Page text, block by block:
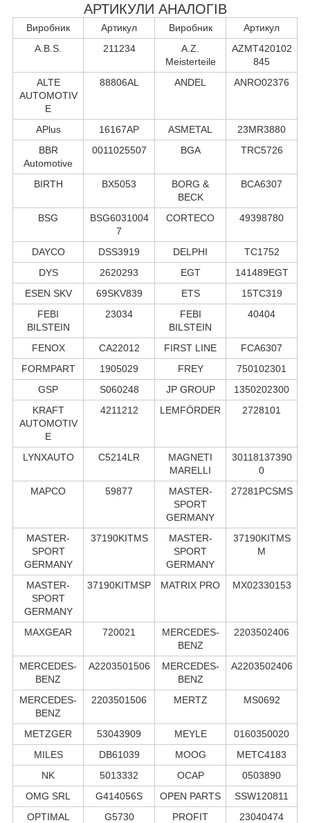
АРТИКУЛИ АНАЛОГІВ
Виробник Артикул Виробник
Артикул
A.B.S.
211234
A.Z.
Meisterteile
AZMT420102
845
ALTE
AUTOMOTIV
E
88806AL ANDEL ANRO02376
APlus 16167AP ASMETAL
23MR3880
BBR
Automotive
0011025507 BGA TRC5726
BIRTH BX5053
BORG &
BECK
BCA6307
BSG
BSG6031004
7
CORTECO 49398780
DAYCO DSS3919 DELPHI
TC1752
DYS
2620293 EGT
141489EGT
ESEN SKV
69SKV839 ETS
15TC319
FEBI
BILSTEIN
23034
FEBI
BILSTEIN
40404
FENOX CA22012 FIRST LINE
FCA6307
FORMPART
1905029 FREY
750102301
GSP
S060248 JP GROUP
1350202300
KRAFT
AUTOMOTIV
E
4211212 LEMFÖRDER 2728101
LYNXAUTO C5214LR
MAGNETI
MARELLI
30118137390
0
MAPCO
59877
MASTER-
SPORT
GERMANY
27281PCSMS
MASTER-
SPORT
GERMANY
37190KITMS
MASTER-
SPORT
GERMANY
37190KITMS
M
MASTER-
SPORT
GERMANY
37190KITMSP MATRIX PRO MX02330153
MAXGEAR 720021
MERCEDES-
BENZ
2203502406
MERCEDES-
BENZ
A2203501506
MERCEDES-
BENZ
A2203502406
MERCEDES-
BENZ
2203501506 MERTZ MS0692
METZGER 53043909 MEYLE
0160350020
MILES
DB61039 MOOG
METC4183
NK
5013332 OCAP
0503890
OMG SRL
G414056S OPEN PARTS
SSW120811
OPTIMAL
G5730 PROFIT
23040474